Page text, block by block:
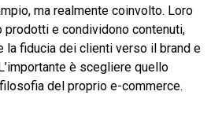
ma realmente coinvolto. Loro
prodotti e condividono contenuti,
la fiducia dei clienti verso il brand e
è scegliere quello
del proprio e-commerce.